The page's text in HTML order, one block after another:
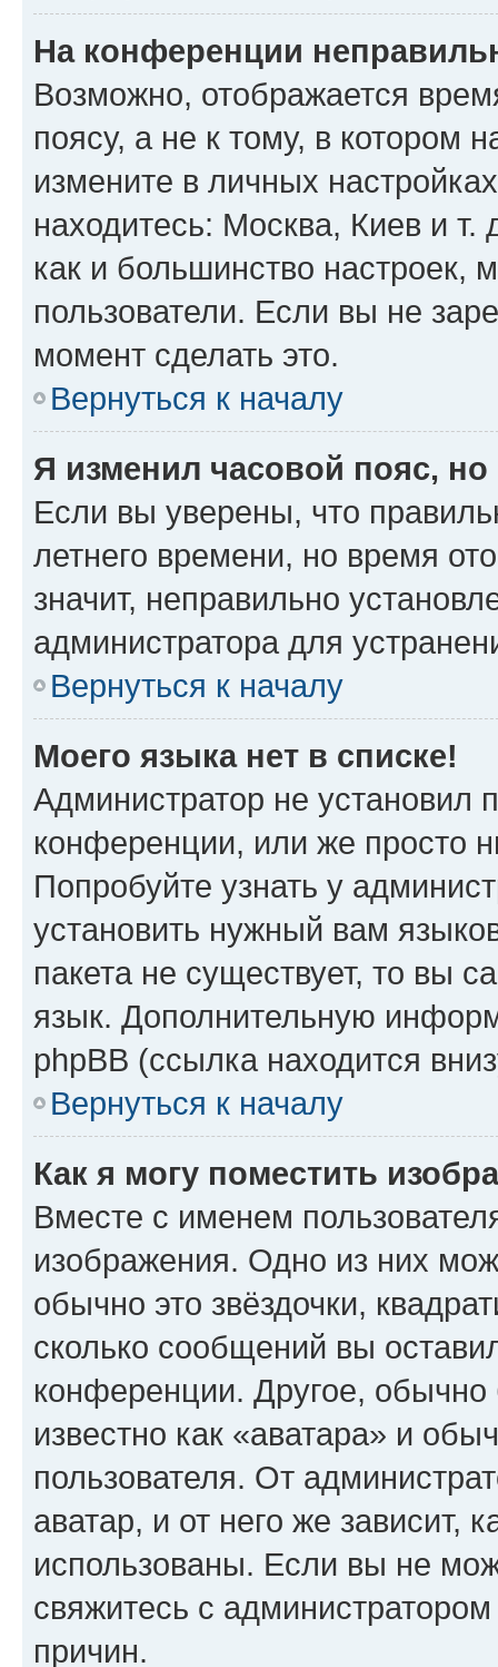
На конференции
Возможно, отображается
поясу, а не к тому, в котором
измените в личных
находитесь: Москва, Киев и т.
как и большинство настроек,
пользователи. Если вы не
момент сделать это.
Вернуться к началу
Я изменил часовой пояс,
Если вы уверены, что
летнего времени, но время
значит, неправильно
администратора для
Вернуться к началу
Моего языка нет в списке!
Администратор не установил
конференции, или же просто
Попробуйте узнать у
установить нужный вам
пакета не существует, то вы
язык. Дополнительную
phpBB (ссылка находится
Вернуться к началу
Как я могу поместить
Вместе с именем
изображения. Одно из них
обычно это звёздочки,
сколько сообщений вы
конференции. Другое,
известно как «аватара» и
пользователя. От
аватар, и от него же зависит,
использованы. Если вы не
свяжитесь с
причин.